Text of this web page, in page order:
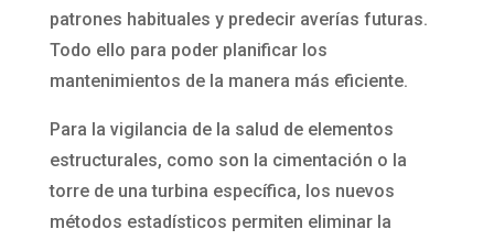
patrones habituales y predecir averías futuras.
Todo ello para poder planificar los
mantenimientos de la manera más eficiente.
Para la vigilancia de la salud de elementos
estructurales, como son la cimentación o la
torre de una turbina específica, los nuevos
métodos estadísticos permiten eliminar la